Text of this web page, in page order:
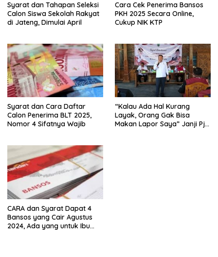
Syarat dan Tahapan Seleksi
Calon Siswa Sekolah Rakyat
di Jateng, Dimulai April
Cara Cek Penerima Bansos
PKH 2025 Secara Online,
Cukup NIK KTP
Syarat dan Cara Daftar
Calon Penerima BLT 2025,
Nomor 4 Sifatnya Wajib
“Kalau Ada Hal Kurang
Layak, Orang Gak Bisa
Makan Lapor Saya” Janji Pj
CARA dan Syarat Dapat 4
Bansos yang Cair Agustus
2024, Ada yang untuk Ibu